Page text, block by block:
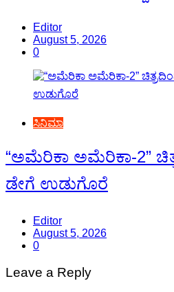
Editor
August 5, 2026
0
ಸಿನಿಮಾ
“ಅಮೆರಿಕಾ ಅಮೆರಿಕಾ-2”
ಡೇಗೆ ಉಡುಗೊರೆ
Editor
August 5, 2026
0
Leave a Reply